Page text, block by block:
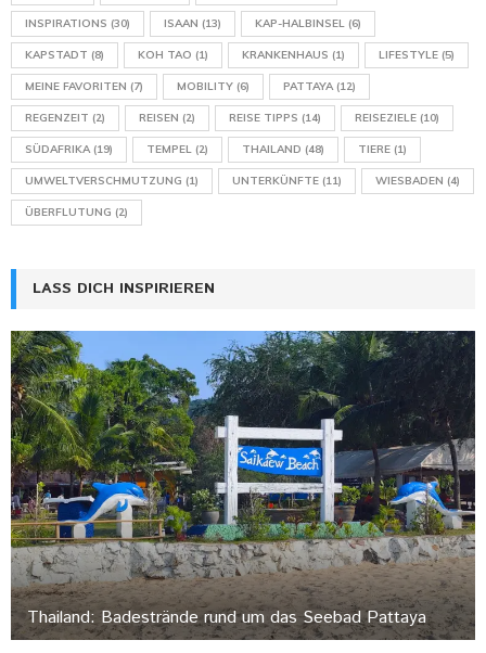
INSPIRATIONS (30) ISAAN (13) KAP-HALBINSEL (6)
KAPSTADT (8) KOH TAO (1) KRANKENHAUS (1) LIFESTYLE (5)
MEINE FAVORITEN (7) MOBILITY (6) PATTAYA(12)
REGENZEIT (2) REISEN (2) REISE TIPPS (14) REISEZIELE (10)
SÜDAFRIKA(19) TEMPEL (2) THAILAND (48) TIERE (1)
UMWELTVERSCHMUTZUNG (1) UNTERKÜNFTE (11) WIESBADEN (4)
ÜBERFLUTUNG (2)
LASS DICH INSPIRIEREN
Thailand: Badestrände rund um das Seebad Pattaya